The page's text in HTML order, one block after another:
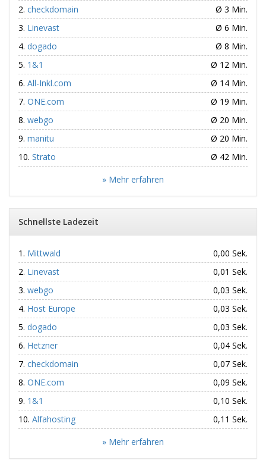
checkdomain
Ø 3 Min.
Linevast
Ø 6 Min.
dogado
Ø 8 Min.
1&1
Ø 12 Min.
All-Inkl.com
Ø 14 Min.
ONE.com
Ø 19 Min.
webgo
Ø 20 Min.
manitu
Ø 20 Min.
Strato
Ø 42 Min.
» Mehr erfahren
Schnellste Ladezeit
Mittwald
0,00 Sek.
Linevast
0,01 Sek.
webgo
0,03 Sek.
Host Europe
0,03 Sek.
dogado
0,03 Sek.
Hetzner
0,04 Sek.
checkdomain
0,07 Sek.
ONE.com
0,09 Sek.
1&1
0,10 Sek.
Alfahosting
0,11 Sek.
» Mehr erfahren